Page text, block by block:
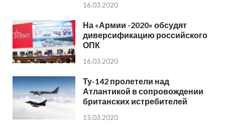
16.03.2020
На «Армии -2020» обсудят
диверсификацию российского
ОПК
16.03.2020
Ту-142 пролетели над
Атлантикой в сопровождении
британских истребителей
15.03.2020